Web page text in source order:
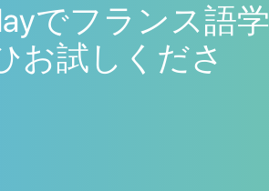
でフランス語学
お試しくださ